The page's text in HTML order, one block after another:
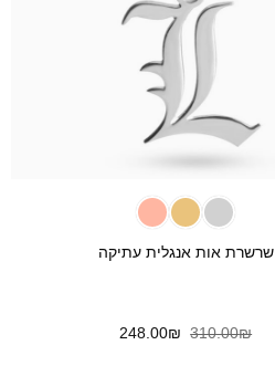
שרשרת אות אנגלית עתיקה
310.00₪
המחיר
248.00₪